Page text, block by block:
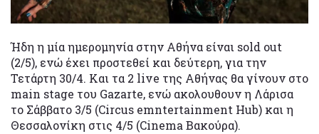
Ήδη η μία ημερομηνία στην Αθήνα είναι sold out
(2/5), ενώ έχει προστεθεί και δεύτερη, για την
Τετάρτη 30/4. Και τα 2 live της Αθήνας θα γίνουν στο
main stage του Gazarte, ενώ ακολουθουν η Λάρισα
το Σάββατο 3/5 (Circus emntertainment Hub) και η
Θεσσαλονίκη στις 4/5 (Cinema Βακούρα).